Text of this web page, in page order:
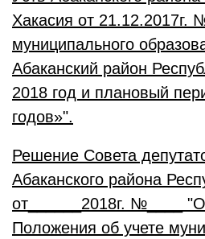
Хакасия от
муниципального
Абаканский район
2018 год и плановый
годов»".
Решение Совета
Абаканского района
от______2018г. №____
Положения об учете